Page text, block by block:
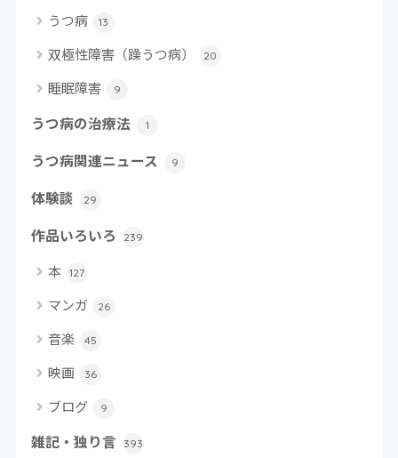
うつ病 13
双極性障害（躁うつ病） 20
睡眠障害 9
うつ病の治療法 1
うつ病関連ニュース 9
体験談 29
作品いろいろ 239
本 127
マンガ 26
音楽 45
映画 36
ブログ 9
雑記・独り言 393